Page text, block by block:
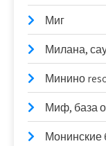
Миг
Милана,
Минино
Миф, база
Монинские